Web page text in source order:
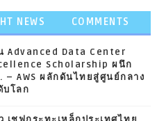
NEWS COMMENTS
Advanced Data Center
Scholarship ผนึก
– AWS ผลักดันไทยสู่ศูนย์กลาง
บโลก